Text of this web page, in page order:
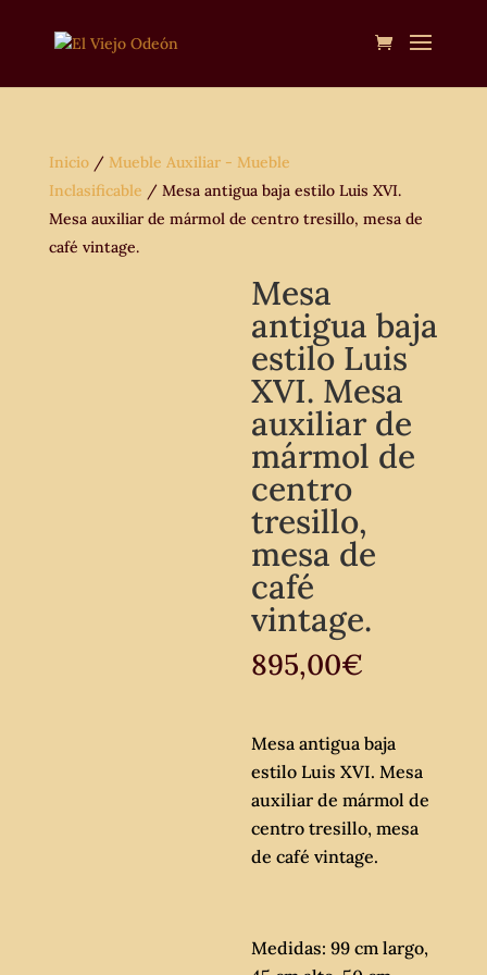
Inicio/ Mueble Auxiliar - Mueble
Inclasificable / Mesa antigua baja estilo Luis XVI.
Mesa auxiliar de mármol de centro tresillo, mesa de
café vintage.
Mesa
antigua baja
estilo Luis
XVI. Mesa
auxiliar de
mármol de
centro
tresillo,
mesa de
café
vintage.
895,00€
Mesa antigua baja
estilo Luis XVI. Mesa
auxiliar de mármol de
centro tresillo, mesa
de café vintage.
Medidas: 99 cm largo,